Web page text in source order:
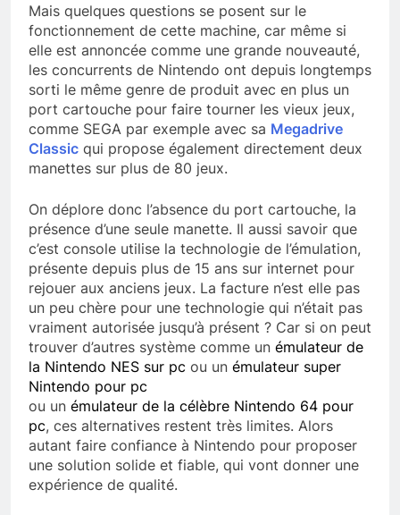
Mais quelques questions se posent sur le
fonctionnement de cette machine, car même si
elle est annoncée comme une grande nouveauté,
les concurrents de Nintendo ont depuis longtemps
sorti le même genre de produit avec en plus un
port cartouche pour faire tourner les vieux jeux,
comme SEGA par exemple avec sa Megadrive
Classic qui propose également directement deux
manettes sur plus de 80 jeux.
On déplore donc l’absence du port cartouche, la
présence d’une seule manette. Il aussi savoir que
c’est console utilise la technologie de l’émulation,
présente depuis plus de 15 ans sur internet pour
rejouer aux anciens jeux. La facture n’est elle pas
un peu chère pour une technologie qui n’était pas
vraiment autorisée jusqu’à présent ? Car si on peut
trouver d’autres système comme un émulateur de
la Nintendo NES sur pc ou un émulateur super
Nintendo pour pc
ou un émulateur de la célèbre Nintendo 64 pour
pc, ces alternatives restent très limites. Alors
autant faire confiance à Nintendo pour proposer
une solution solide et fiable, qui vont donner une
expérience de qualité.